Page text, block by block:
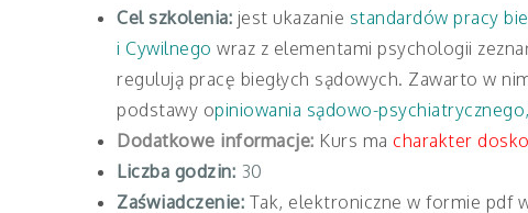
Cel szkolenia: jest ukazanie standardów pracy
i Cywilnego wraz z elementami psychologii
regulują pracę biegłych sądowych. Zawarto w
podstawy opiniowania sądowo-psychiatrycznego,
Dodatkowe informacje: Kurs ma charakter
Liczba godzin: 30
Zaświadczenie: Tak, elektroniczne w formie pdf